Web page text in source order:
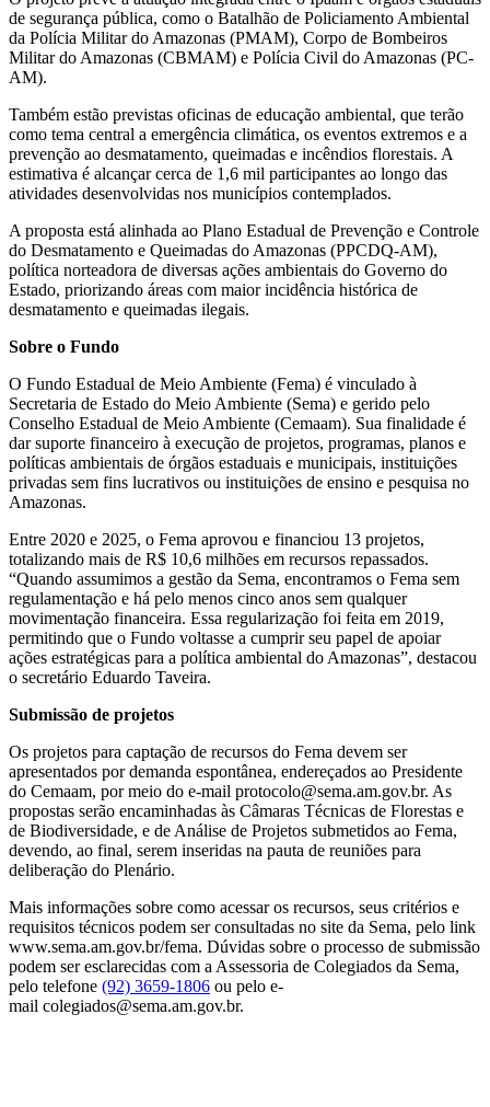
de segurança pública, como o Batalhão de Policiamento Ambiental
da Polícia Militar do Amazonas (PMAM), Corpo de Bombeiros
Militar do Amazonas (CBMAM) e Polícia Civil do Amazonas (PC-
AM).
Também estão previstas oficinas de educação ambiental, que terão
como tema central a emergência climática, os eventos extremos e a
prevenção ao desmatamento, queimadas e incêndios florestais. A
estimativa é alcançar cerca de 1,6 mil participantes ao longo das
atividades desenvolvidas nos municípios contemplados.
A proposta está alinhada ao Plano Estadual de Prevenção e Controle
do Desmatamento e Queimadas do Amazonas (PPCDQ-AM),
política norteadora de diversas ações ambientais do Governo do
Estado, priorizando áreas com maior incidência histórica de
desmatamento e queimadas ilegais.
Sobre o Fundo
O Fundo Estadual de Meio Ambiente (Fema) é vinculado à
Secretaria de Estado do Meio Ambiente (Sema) e gerido pelo
Conselho Estadual de Meio Ambiente (Cemaam). Sua finalidade é
dar suporte financeiro à execução de projetos, programas, planos e
políticas ambientais de órgãos estaduais e municipais, instituições
privadas sem fins lucrativos ou instituições de ensino e pesquisa no
Amazonas.
Entre 2020 e 2025, o Fema aprovou e financiou 13 projetos,
totalizando mais de R$ 10,6 milhões em recursos repassados.
“Quando assumimos a gestão da Sema, encontramos o Fema sem
regulamentação e há pelo menos cinco anos sem qualquer
movimentação financeira. Essa regularização foi feita em 2019,
permitindo que o Fundo voltasse a cumprir seu papel de apoiar
ações estratégicas para a política ambiental do Amazonas”, destacou
o secretário Eduardo Taveira.
Submissão de projetos
Os projetos para captação de recursos do Fema devem ser
apresentados por demanda espontânea, endereçados ao Presidente
do Cemaam, por meio do e-mail protocolo@sema.am.gov.br. As
propostas serão encaminhadas às Câmaras Técnicas de Florestas e
de Biodiversidade, e de Análise de Projetos submetidos ao Fema,
devendo, ao final, serem inseridas na pauta de reuniões para
deliberação do Plenário.
Mais informações sobre como acessar os recursos, seus critérios e
requisitos técnicos podem ser consultadas no site da Sema, pelo link
www.sema.am.gov.br/fema. Dúvidas sobre o processo de submissão
podem ser esclarecidas com a Assessoria de Colegiados da Sema,
pelo telefone (92) 3659-1806 ou pelo e-
mail colegiados@sema.am.gov.br.